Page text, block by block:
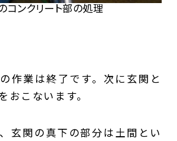
コンクリート部の処理
作業は終了です。次に玄関と
おこないます。
玄関の真下の部分は土間とい